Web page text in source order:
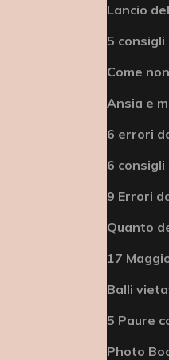
Lancio
5
Come
Ansia e
6 errori
6
9 Errori
Quanto
17
Balli
5 Paure
Photo